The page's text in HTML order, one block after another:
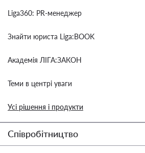
Liga360: PR-менеджер
Знайти юриста Liga:BOOK
Академія ЛІГА:ЗАКОН
Теми в центрі уваги
Усі рішення і продукти
Співробітництво